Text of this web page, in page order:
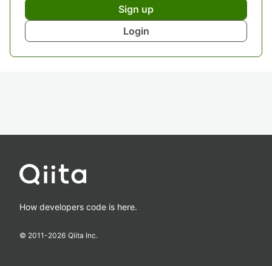
Sign up
Login
How developers code is here.
© 2011-2026 Qiita Inc.